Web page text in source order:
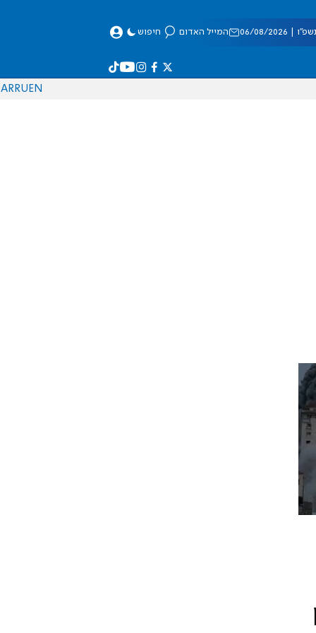
08/2026 המייל האדום חיפוש
EN
RU
AR